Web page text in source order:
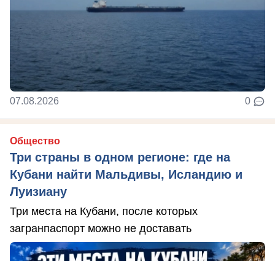
07.08.2026 0
Общество
Три страны в одном регионе: где на
Кубани найти Мальдивы, Исландию и
Луизиану
Три места на Кубани, после которых
загранпаспорт можно не доставать